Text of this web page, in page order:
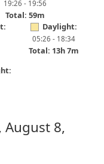
19:26 - 19:56
Total: 59m
Daylight:
05:26 - 18:34
Total: 13h 7m
August 8,